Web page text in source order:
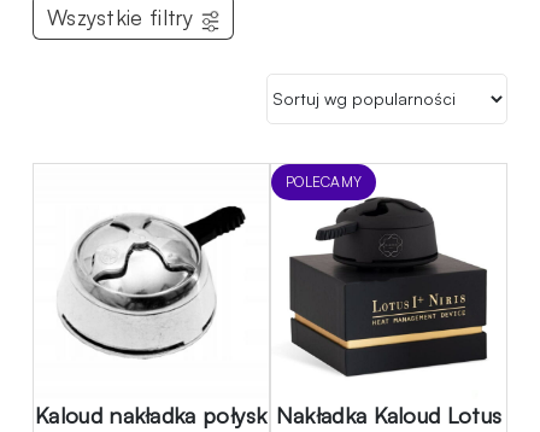
Wszystkie filtry
Kaloud nakładka połysk
POLECAMY
Nakładka Kaloud Lotus